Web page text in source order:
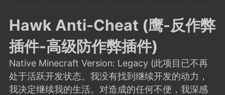
中文社区 SodaMC
教程 材质 社区
Hawk Anti-Cheat (鹰-反作弊
插件-高级防作弊插件)
Native Minecraft Version: Legacy (此项目已不再
处于活跃开发状态。我没有找到继续开发的动力，
我决定继续我的生活。对造成的任何不便，我深感